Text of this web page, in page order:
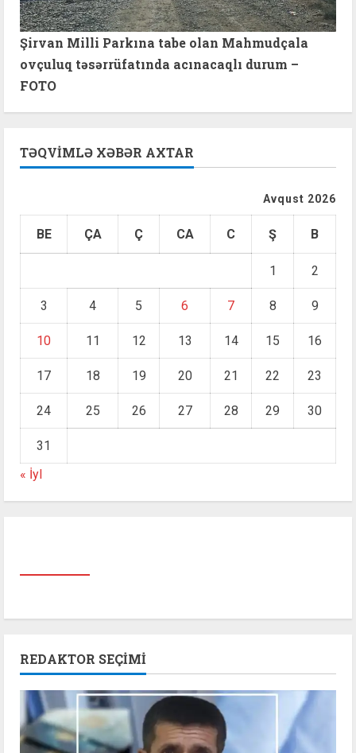
Şirvan Milli Parkına tabe olan Mahmudçala
ovçuluq təsərrüfatında acınacaqlı durum –
FOTO
TƏQVIMLƏ XƏBƏR AXTAR
Avqust 2026
BE ÇA Ç CA C Ş B
1 2
3 4 5 6 7 8 9
10 11 12 13 14 15 16
17 18 19 20 21 22 23
24 25 26 27 28 29 30
31
« İyl
REDAKTOR SEÇIMI